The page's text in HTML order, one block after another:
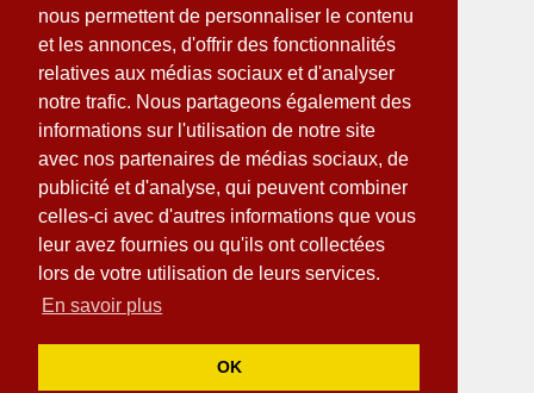
nous permettent de personnaliser le contenu
et les annonces, d'offrir des fonctionnalités
relatives aux médias sociaux et d'analyser
notre trafic. Nous partageons également des
informations sur l'utilisation de notre site
avec nos partenaires de médias sociaux, de
publicité et d'analyse, qui peuvent combiner
celles-ci avec d'autres informations que vous
leur avez fournies ou qu'ils ont collectées
lors de votre utilisation de leurs services.
En savoir plus
OK